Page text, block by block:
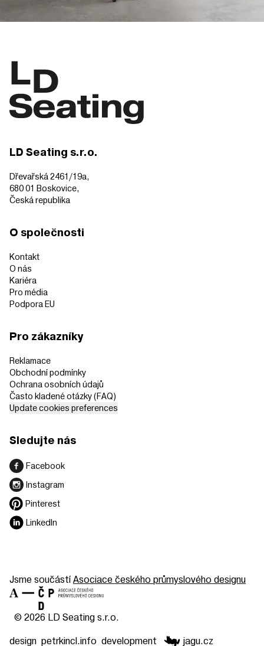
LD Seating s.r.o.
Dřevařská 2461/19a,
680 01 Boskovice,
Česká republika
O společnosti
Kontakt
O nás
Kariéra
Pro média
Podpora EU
Pro zákazníky
Reklamace
Obchodní podmínky
Ochrana osobních údajů
Často kladené otázky (FAQ)
Update cookies preferences
Sledujte nás
Facebook
Instagram
Pinterest
LinkedIn
Jsme součástíAsociace českého průmyslového designu
© 2026 LD Seating s.r.o.
design petrkincl.info development jagu.cz